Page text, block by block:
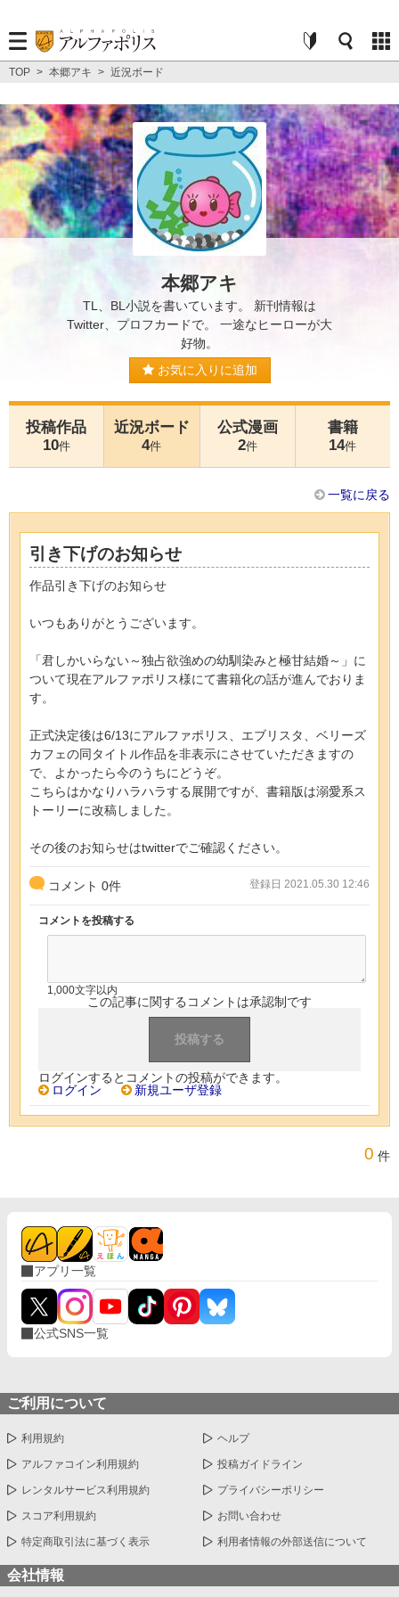
TOP > 本郷アキ > 近況ボード
本郷アキ
TL、BL小説を書いています。 新刊情報は
Twitter、プロフカードで。 一途なヒーローが大
好物。
お気に入りに追加
投稿作品
10件
近況ボード
4件
公式漫画
2件
書籍
14件
一覧に戻る
引き下げのお知らせ
作品引き下げのお知らせ
いつもありがとうございます。
「君しかいらない～独占欲強めの幼馴染みと極甘結婚～」に
ついて現在アルファポリス様にて書籍化の話が進んでおりま
す。
正式決定後は6/13にアルファポリス、エブリスタ、ベリーズ
カフェの同タイトル作品を非表示にさせていただきますの
で、よかったら今のうちにどうぞ。
こちらはかなりハラハラする展開ですが、書籍版は溺愛系ス
トーリーに改稿しました。
その後のお知らせはtwitterでご確認ください。
コメント 0件 登録日 2021.05.30 12:46
コメントを投稿する
1,000文字以内
この記事に関するコメントは承認制です
ログインするとコメントの投稿ができます。
ログイン
新規ユーザ登録
0 件
アプリ一覧
公式SNS一覧
ご利用について
利用規約 ヘルプ
アルファコイン利用規約 投稿ガイドライン
レンタルサービス利用規約 プライバシーポリシー
スコア利用規約 お問い合わせ
特定商取引法に基づく表示 利用者情報の外部送信について
会社情報